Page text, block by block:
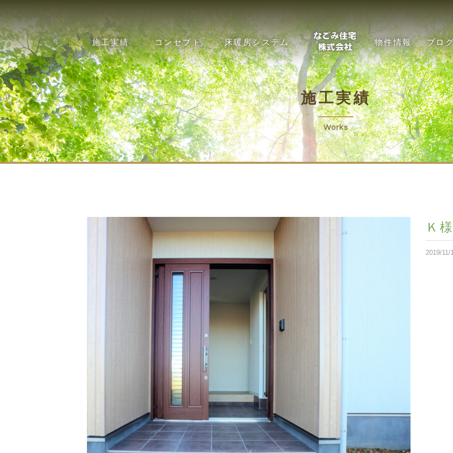
施工実績 コンセプト 床暖房システム 物件情報 ブロ
施工実績
Works
Ｋ
2019/11/